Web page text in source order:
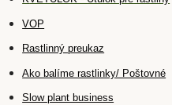
VOP
Rastlinný preukaz
Ako balíme rastlinky/ Poštovné
Slow plant business